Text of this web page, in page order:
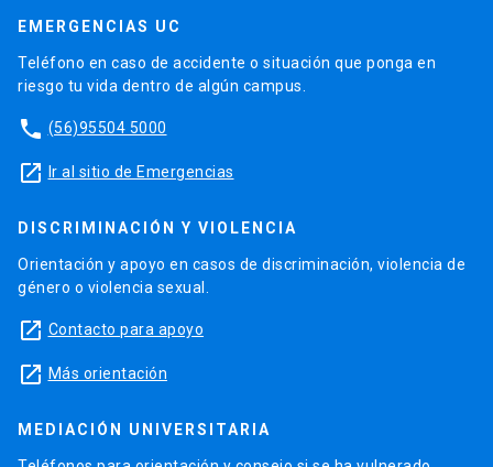
EMERGENCIAS UC
Teléfono en caso de accidente o situación que ponga en
riesgo tu vida dentro de algún campus.
phone (56)95504 5000
launch Ir al sitio de Emergencias
DISCRIMINACIÓN Y VIOLENCIA
Orientación y apoyo en casos de discriminación, violencia de
género o violencia sexual.
launch Contacto para apoyo
launch Más orientación
MEDIACIÓN UNIVERSITARIA